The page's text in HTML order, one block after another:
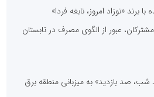
برند «نوزاد امروز، نابغه فردا»
عبور از الگوی مصرف در تابستان
صد بازدید» به میزبانی منطقه برق